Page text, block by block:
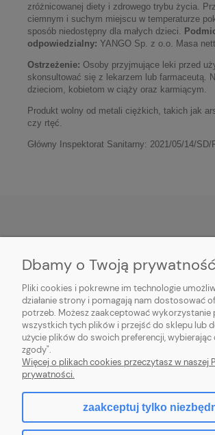
zróżnicowanej diety i zdrowego trybu życia.
ciemnym i suchym miejscu w temperaturze
sposób niedostępny dla małych dzieci.
odpowiedzialny: YANGO Sp. z o.o. Masa
Ostrzeżenie: Osoby przyjmujące leki przed
skonsultować się z lekarzem lub farmaceutą.
dzieciom, kobietom w ciąży oraz karmiącym.
Produkt wolny od metali ciężkich, takich jak
czy rtęć.
Główny Inspektorat Sanitarny: 2021/05/14/SD/
PŁATNOŚĆ I DOSTAWA
MOJE KONTO
O FIRMIE
Dbamy o Twoją prywatność
Pliki cookies i pokrewne im technologie
działanie strony i pomagają nam dostosować
potrzeb. Możesz zaakceptować wykorzystanie
wszystkich tych plików i przejść do sklepu lub
użycie plików do swoich preferencji,
zgody".
Więcej o plikach cookies przeczytasz w naszej
prywatności.
zaakceptuj tylko